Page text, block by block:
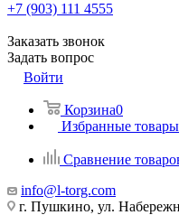
+7 (903) 111 4555
Заказать звонок
Задать вопрос
Войти
Корзина0
Избранные товары
Сравнение
info@l-torg.com
г. Пушкино, ул.